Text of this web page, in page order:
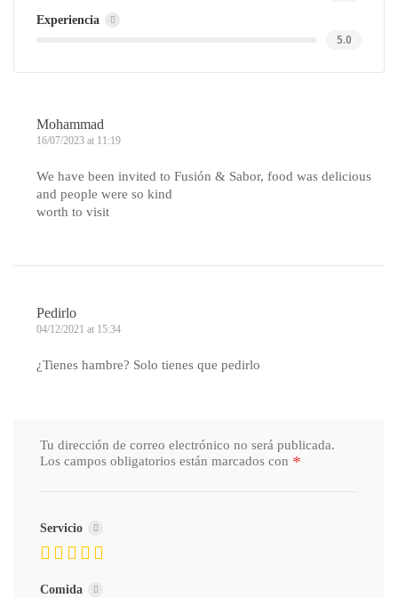
Experiencia
5.0
Mohammad
16/07/2023 at 11:19
We have been invited to Fusión & Sabor, food was delicious
and people were so kind
worth to visit
Pedirlo
04/12/2021 at 15:34
¿Tienes hambre? Solo tienes que pedirlo
Tu dirección de correo electrónico no será publicada.
Los campos obligatorios están marcados con *
Servicio
Comida